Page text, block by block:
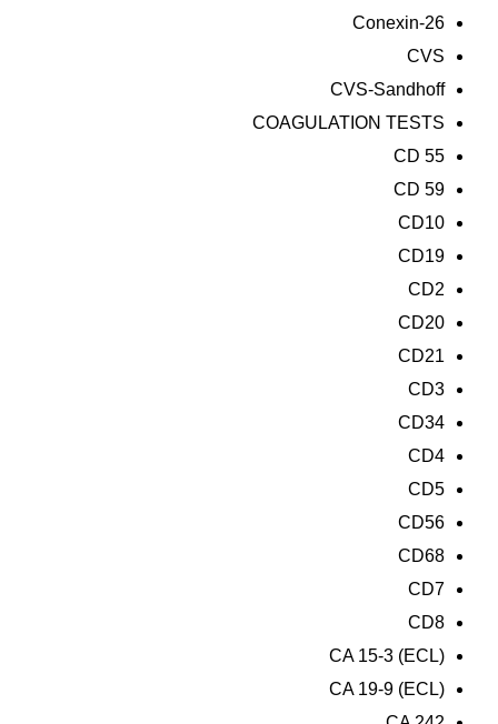
Conexin-26
CVS
CVS-Sandhoff
COAGULATION TESTS
CD 55
CD 59
CD10
CD19
CD2
CD20
CD21
CD3
CD34
CD4
CD5
CD56
CD68
CD7
CD8
CA 15-3 (ECL)
CA 19-9 (ECL)